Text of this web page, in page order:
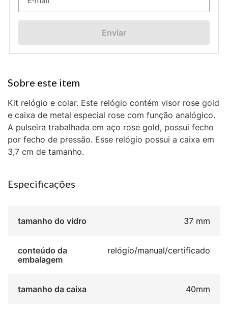
Enviar
Kit relógio e colar. Este relógio contém visor rose gold
e caixa de metal especial rose com função analógico.
A pulseira trabalhada em aço rose gold, possui fecho
por fecho de pressão. Esse relógio possui a caixa em
3,7 cm de tamanho.
Especificações
tamanho do vidro 37 mm
conteúdo da
embalagem
relógio/manual/certificado
tamanho da caixa 40mm